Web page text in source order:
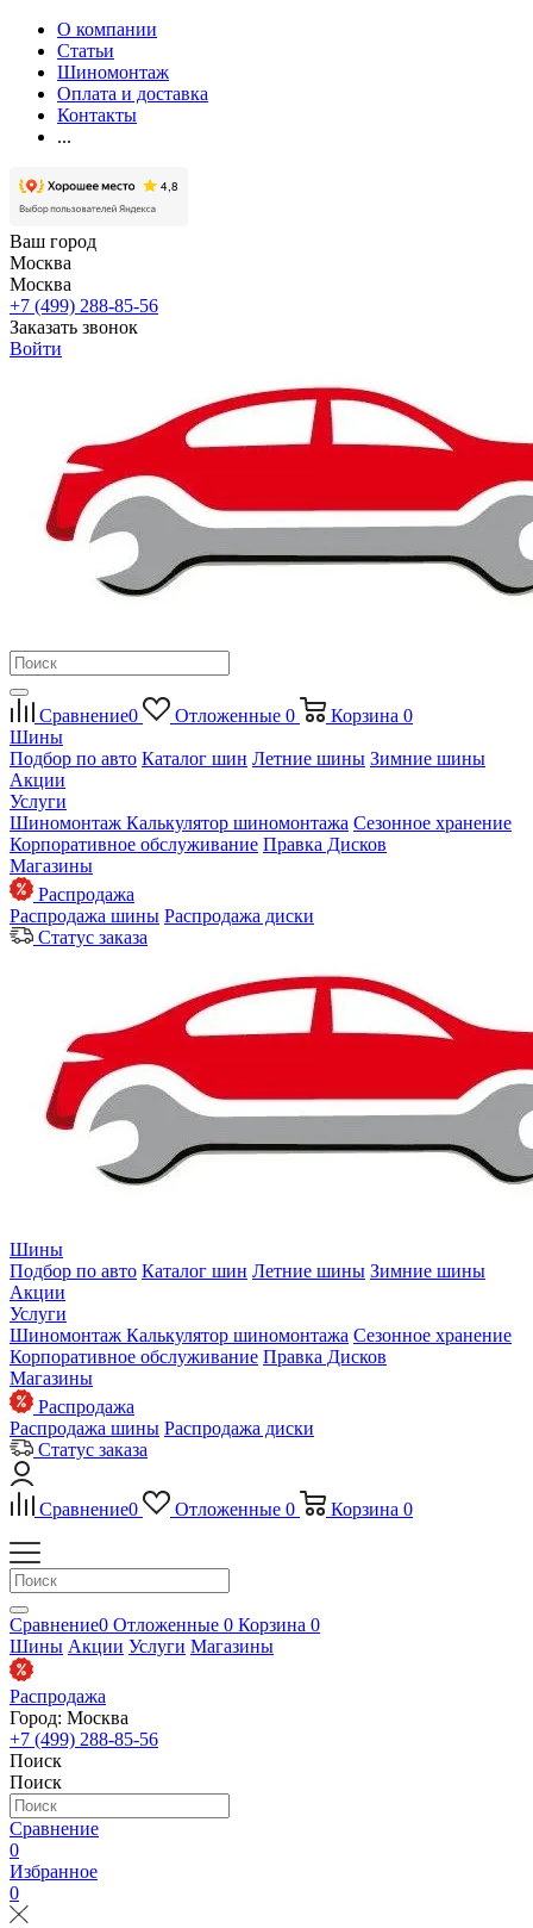
О компании
Статьи
Шиномонтаж
Оплата и доставка
Контакты
...
Ваш город
Москва
Москва
+7 (499) 288-85-56
Заказать звонок
Войти
Сравнение0 Отложенные 0 Корзина 0
Шины
Подбор по авто Каталог шин Летние шины Зимние шины
Акции
Услуги
Шиномонтаж Калькулятор шиномонтажа Сезонное хранение
Корпоративное обслуживание Правка Дисков
Магазины
Распродажа
Распродажа шины Распродажа диски
Статус заказа
Шины
Подбор по авто Каталог шин Летние шины Зимние шины
Акции
Услуги
Шиномонтаж Калькулятор шиномонтажа Сезонное хранение
Корпоративное обслуживание Правка Дисков
Магазины
Распродажа
Распродажа шины Распродажа диски
Статус заказа
Сравнение0 Отложенные 0 Корзина 0
Сравнение0 Отложенные 0 Корзина 0
Шины Акции Услуги Магазины
Распродажа
Город: Москва
+7 (499) 288-85-56
Поиск
Поиск
Сравнение
0
Избранное
0